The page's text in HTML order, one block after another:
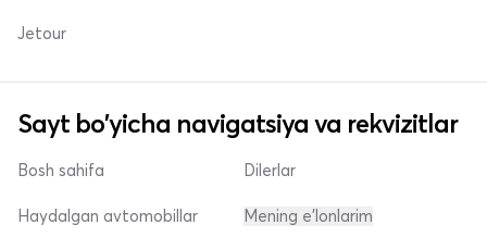
Jetour
Sayt bo'yicha navigatsiya va rekvizitlar
Bosh sahifa
Haydalgan avtomobillar
Dilerlar
Mening e'lonlarim